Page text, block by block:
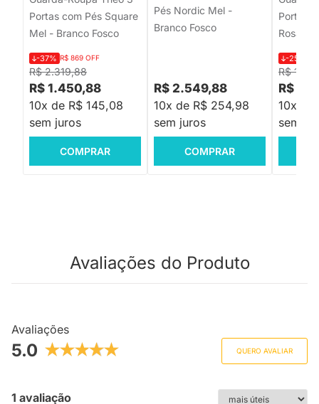
Portas com Pés Square
Mel - Branco Fosco
R$ 2.319,88
-37% R$ 869 OFF
R$ 1.450,88
10x de R$ 145,08
sem juros
COMPRAR
Pés Nordic Mel -
Branco Fosco
R$ 2.549,88
10x de R$ 254,98
sem juros
COMPRAR
Portas
Rosa
R$
-25%
R$
10x de
sem
Avaliações do Produto
Avaliações
5.0 QUERO AVALIAR
1 avaliação